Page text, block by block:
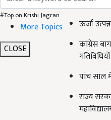
#Top on Krishi Jagran
More Topics
CLOSE
ऊर्जा
कांग्रेस
पांच
राज्य